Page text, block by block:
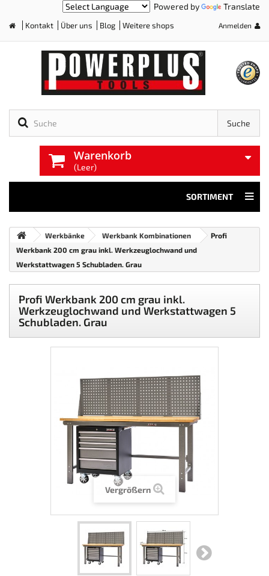
Powered by Translate
Kontakt Über uns Blog Weitere shops Anmelden
Suche
Warenkorb
(Leer)
SORTIMENT
Werkbänke Werkbank Kombinationen
Profi
Werkbank 200 cm grau inkl. Werkzeuglochwand und
Werkstattwagen 5 Schubladen. Grau
Profi Werkbank 200 cm grau inkl.
Werkzeuglochwand und Werkstattwagen 5
Schubladen. Grau
Vergrößern